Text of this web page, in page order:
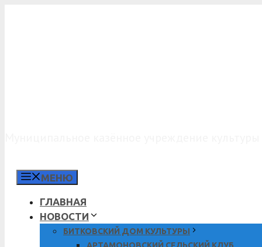
МЕНЮ
ГЛАВНАЯ
НОВОСТИ
БИТКОВСКИЙ ДОМ КУЛЬТУРЫ